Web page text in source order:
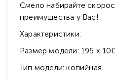
Смело набирайте
преимущества у Вас!
Характеристики:
Размер модели: 195 х
Тип модели: копийная.